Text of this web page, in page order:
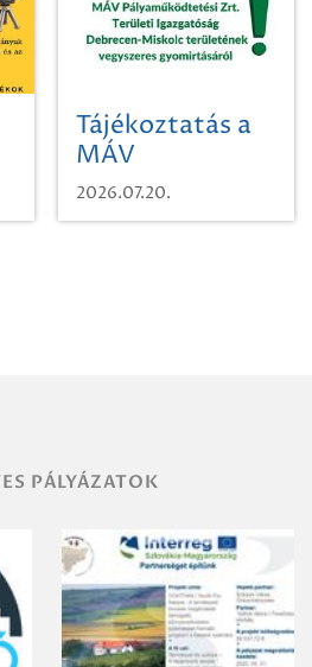
Tájékoztatás a
MÁV
Pályaműködtetési
Zrt. Területi
2026.07.20.
PÁLYÁZATOK